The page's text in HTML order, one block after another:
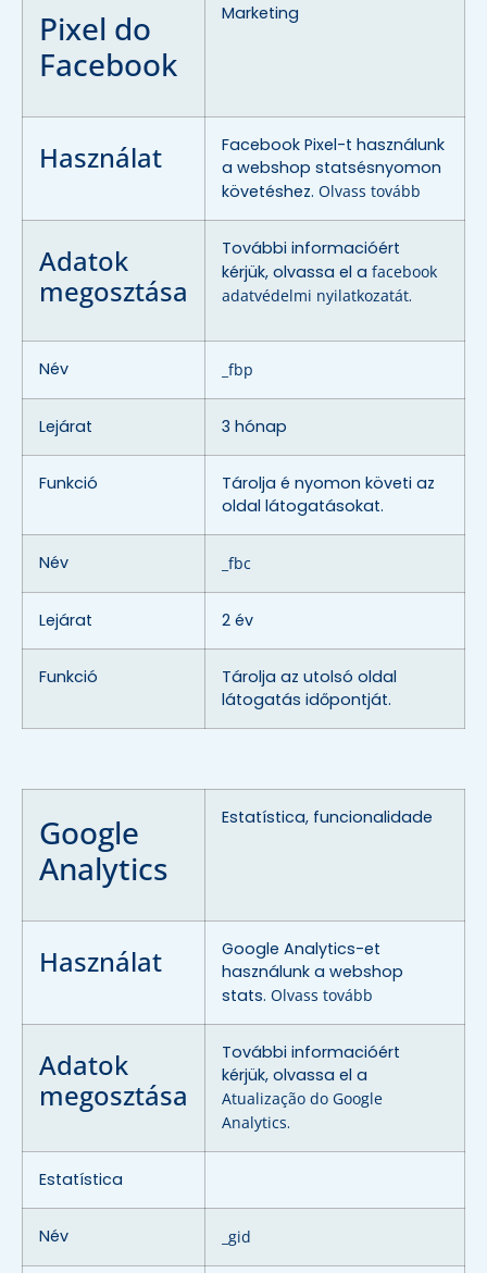
Pixel do
Facebook
Marketing
Használat
Facebook Pixel-t használunk
a webshop statsésnyomon
követéshez. Olvass tovább
Adatok
megosztása
További informacióért
kérjük, olvassa el a facebook
adatvédelmi nyilatkozatát.
Név _fbp
Lejárat 3 hónap
Funkció
Tárolja é nyomon követi az
oldal látogatásokat.
Név _fbc
Lejárat 2 év
Funkció
Tárolja az utolsó oldal
látogatás időpontját.
Google
Analytics
Estatística, funcionalidade
Használat
Google Analytics-et
használunk a webshop
stats. Olvass tovább
Adatok
megosztása
További informacióért
kérjük, olvassa el a
Atualização do Google
Analytics.
Estatística
Név _gid